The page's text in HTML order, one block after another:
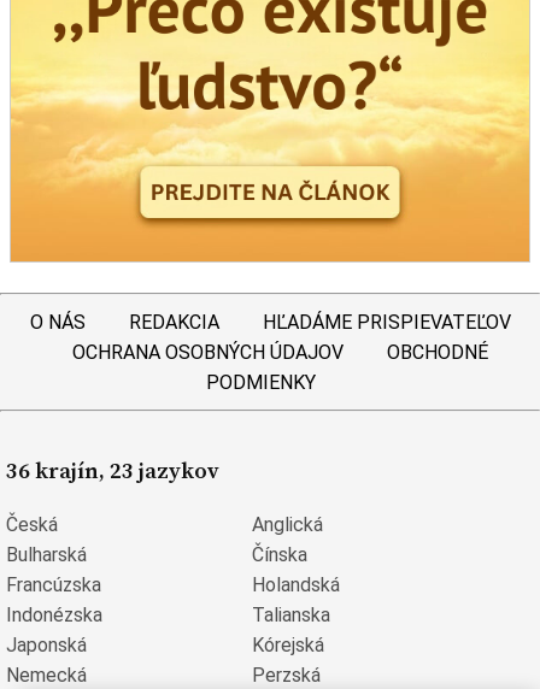
O NÁS REDAKCIA
HĽADÁME PRISPIEVATEĽOV
OCHRANA OSOBNÝCH ÚDAJOV
OBCHODNÉ
PODMIENKY
36 krajín, 23 jazykov
Česká
Anglická
Bulharská
Čínska
Francúzska
Holandská
Indonézska
Talianska
Japonská
Kórejská
Nemecká
Perzská